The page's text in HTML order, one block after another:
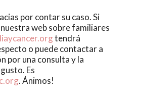
por contar su caso. Si
web sobre familiares
tendrá
o puede contactar a
por una consulta y la
Es
. Ánimos!